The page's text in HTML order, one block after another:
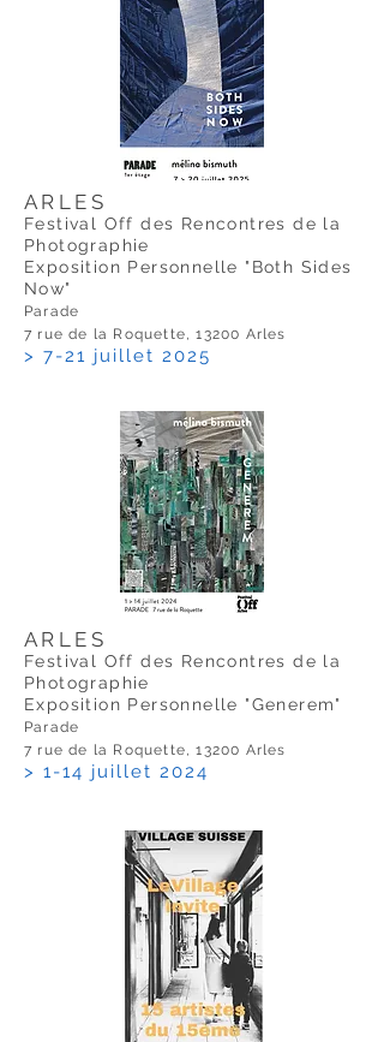
ARLES
Festival Off des Rencontres de la
Photographie
Exposition Personnelle "Both Sides
Now"
Parade
7 rue de la Roquette, 13200 Arles
> 7-21 juillet 2025
ARLES
Festival Off des Rencontres de la
Photographie
Exposition Personnelle "Generem"
Parade
7 rue de la Roquette, 13200 Arles
> 1-14 juillet 2024